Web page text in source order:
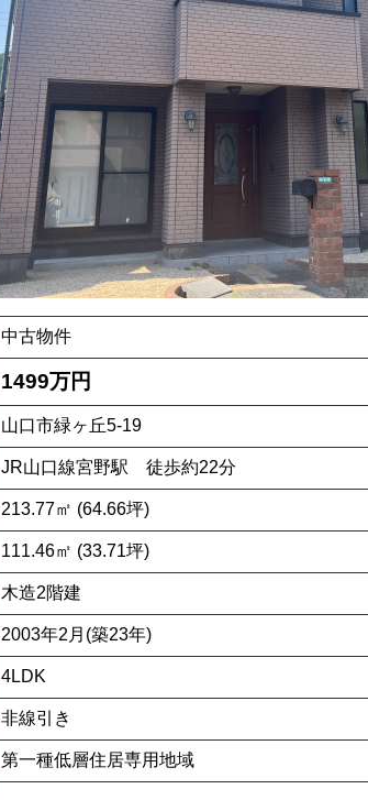
中古物件
1499万円
山口市緑ヶ丘5-19
JR山口線宮野駅 徒歩約22分
213.77㎡ (64.66坪)
111.46㎡ (33.71坪)
木造2階建
2003年2月(築23年)
4LDK
非線引き
第一種低層住居専用地域